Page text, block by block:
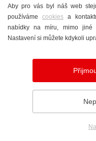
Aby pro vás byl náš web
používáme cookies a
nabídky na míru, mimo jiné
Nastavení si můžete kdykoli